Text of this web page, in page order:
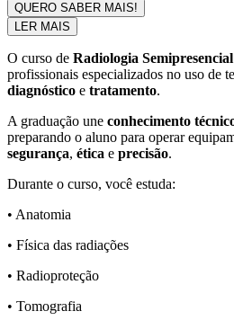
QUERO SABER MAIS!
LER MAIS
O curso de Radiologia
profissionais especializados no uso de
diagnóstico e tratamento.
A graduação une conhecimento
preparando o aluno para operar
segurança, ética e precisão.
Durante o curso, você estuda:
• Anatomia
• Física das radiações
• Radioproteção
• Tomografia